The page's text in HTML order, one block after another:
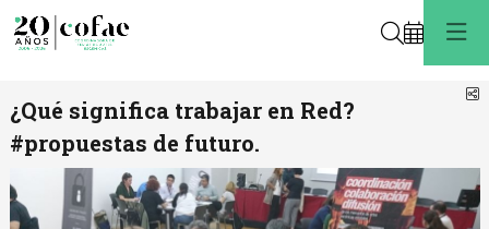
Buscar
¿Qué significa trabajar en Red?
#propuestas de futuro.